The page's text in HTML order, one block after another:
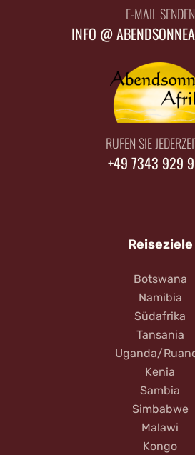
E-MAIL SENDEN
INFO @
RUFEN SIE
+49 7343 929
Reiseziele
Botswana
Namibia
Südafrika
Tansania
Uganda/
Kenia
Sambia
Simbabwe
Malawi
Kongo